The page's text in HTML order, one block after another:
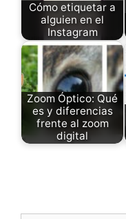
Cómo etiquetar a
alguien en el
Instagram
Zoom Óptico: Qué
es y diferencias
frente al zoom
digital